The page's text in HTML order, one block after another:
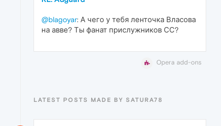
@blagoyar: А чего у тебя ленточка Власова
на авве? Ты фанат прислужников СС?
Opera add-ons
LATEST POSTS MADE BY SATURA78